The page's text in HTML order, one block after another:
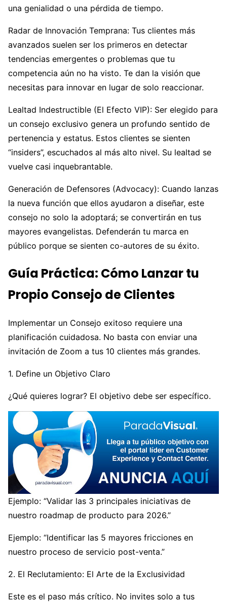
una genialidad o una pérdida de tiempo.
Radar de Innovación Temprana: Tus clientes más
avanzados suelen ser los primeros en detectar
tendencias emergentes o problemas que tu
competencia aún no ha visto. Te dan la visión que
necesitas para innovar en lugar de solo reaccionar.
Lealtad Indestructible (El Efecto VIP): Ser elegido para
un consejo exclusivo genera un profundo sentido de
pertenencia y estatus. Estos clientes se sienten
“insiders”, escuchados al más alto nivel. Su lealtad se
vuelve casi inquebrantable.
Generación de Defensores (Advocacy): Cuando lanzas
la nueva función que ellos ayudaron a diseñar, este
consejo no solo la adoptará; se convertirán en tus
mayores evangelistas. Defenderán tu marca en
público porque se sienten co-autores de su éxito.
Guía Práctica: Cómo Lanzar tu
Propio Consejo de Clientes
Implementar un Consejo exitoso requiere una
planificación cuidadosa. No basta con enviar una
invitación de Zoom a tus 10 clientes más grandes.
1. Define un Objetivo Claro
¿Qué quieres lograr? El objetivo debe ser específico.
Ejemplo: “Validar las 3 principales iniciativas de
nuestro roadmap de producto para 2026.”
Ejemplo: “Identificar las 5 mayores fricciones en
nuestro proceso de servicio post-venta.”
2. El Reclutamiento: El Arte de la Exclusividad
Este es el paso más crítico. No invites solo a tus